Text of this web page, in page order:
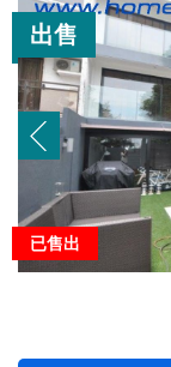
出售
已售出